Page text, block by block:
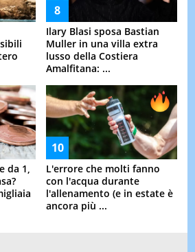
Ilary Blasi sposa Bastian
Muller in una villa extra
lusso della Costiera
Amalfitana: ...
da 1,
L'errore che molti fanno
con l'acqua durante
l'allenamento (e in estate è
ancora più ...